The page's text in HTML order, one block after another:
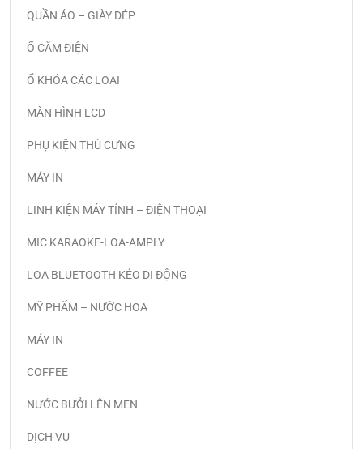
QUẦN ÁO – GIÀY DÉP
Ổ CẮM ĐIỆN
Ổ KHÓA CÁC LOẠI
MÀN HÌNH LCD
PHỤ KIỆN THÚ CƯNG
MÁY IN
LINH KIỆN MÁY TÍNH – ĐIỆN THOẠI
MIC KARAOKE-LOA-AMPLY
LOA BLUETOOTH KÉO DI ĐỘNG
MỸ PHẨM – NƯỚC HOA
MÁY IN
COFFEE
NƯỚC BƯỞI LÊN MEN
DỊCH VỤ